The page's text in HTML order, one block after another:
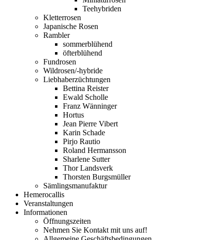
Teehybriden
Kletterrosen
Japanische Rosen
Rambler
sommerblühend
öfterblühend
Fundrosen
Wildrosen/-hybride
Liebhaberzüchtungen
Bettina Reister
Ewald Scholle
Franz Wänninger
Hortus
Jean Pierre Vibert
Karin Schade
Pirjo Rautio
Roland Hermansson
Sharlene Sutter
Thor Landsverk
Thorsten Burgsmüller
Sämlingsmanufaktur
Hemerocallis
Veranstaltungen
Informationen
Öffnungszeiten
Nehmen Sie Kontakt mit uns auf!